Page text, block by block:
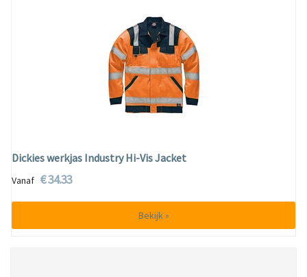
Dickies werkjas Industry Hi-Vis Jacket
Vanaf € 34.33
Bekijk »